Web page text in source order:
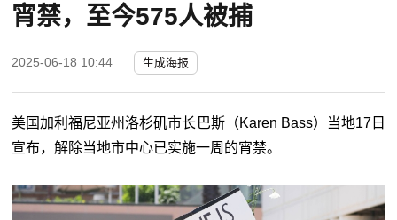
宵禁，至今575人被捕
2025-06-18 10:44 生成海报
美国加利福尼亚州洛杉矶市长巴斯（Karen Bass）当地17日
宣布，解除当地市中心已实施一周的宵禁。